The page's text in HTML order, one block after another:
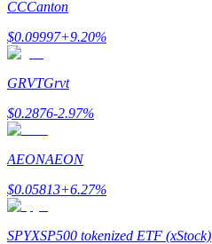
Изучите стейкинг
Узнайте о пассивном доходе
Bitrue
CCCanton
$0.09997+9.20%
GRVTGrvt
$0.2876-2.97%
AEONAEON
$0.05813+6.27%
SPYXSP500 tokenized ETF (xStock)